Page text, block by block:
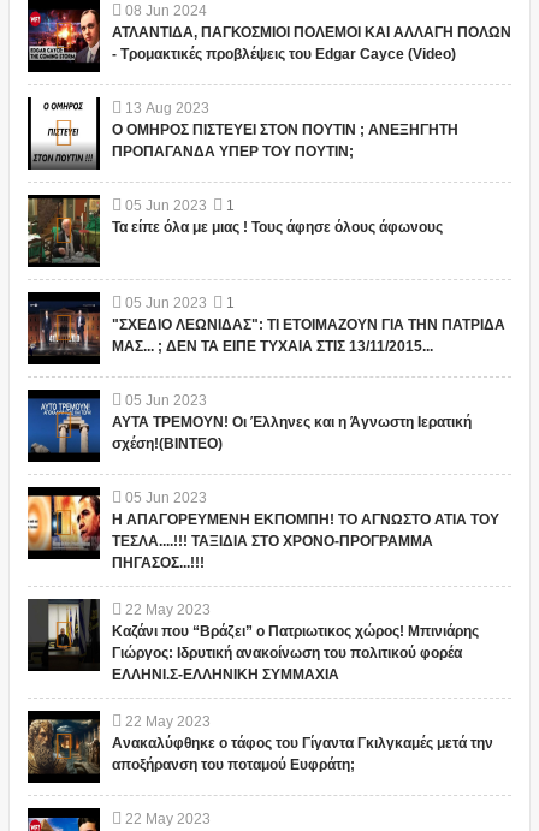
08 Jun 2024
ΑΤΛΑΝΤΙΔΑ, ΠΑΓΚΟΣΜΙΟΙ ΠΟΛΕΜΟΙ ΚΑΙ ΑΛΛΑΓΗ ΠΟΛΩΝ
- Τρομακτικές προβλέψεις του Edgar Cayce (Video)
13 Aug 2023
Ο ΟΜΗΡΟΣ ΠΙΣΤΕΥΕΙ ΣΤΟΝ ΠΟΥΤΙΝ ; ΑΝΕΞΗΓΗΤΗ
ΠΡΟΠΑΓΑΝΔΑ ΥΠΕΡ ΤΟΥ ΠΟΥΤΙΝ;
05 Jun 2023
1
Τα είπε όλα με μιας ! Τους άφησε όλους άφωνους
05 Jun 2023
1
"ΣΧΕΔΙΟ ΛΕΩΝΙΔΑΣ": ΤΙ ΕΤΟΙΜΑΖΟΥΝ ΓΙΑ ΤΗΝ ΠΑΤΡΙΔΑ
ΜΑΣ... ; ΔΕΝ ΤΑ ΕΙΠΕ ΤΥΧΑΙΑ ΣΤΙΣ 13/11/2015...
05 Jun 2023
ΑΥΤΑ ΤΡΕΜΟΥΝ! Οι Έλληνες και η Άγνωστη Ιερατική
σχέση!(ΒΙΝΤΕΟ)
05 Jun 2023
Η ΑΠΑΓΟΡΕΥΜΕΝΗ ΕΚΠΟΜΠΗ! ΤΟ ΑΓΝΩΣΤΟ ΑΤΙΑ ΤΟΥ
ΤΕΣΛΑ....!!! ΤΑΞΙΔΙΑ ΣΤΟ ΧΡΟΝΟ-ΠΡΟΓΡΑΜΜΑ
ΠΗΓΑΣΟΣ...!!!
22 May 2023
Καζάνι που “Βράζει” ο Πατριωτικος χώρος! Μπινιάρης
Γιώργος: Ιδρυτική ανακοίνωση του πολιτικού φορέα
ΕΛΛΗΝΙ.Σ-ΕΛΛΗΝΙΚΗ ΣΥΜΜΑΧΙΑ
22 May 2023
Ανακαλύφθηκε ο τάφος του Γίγαντα Γκιλγκαμές μετά την
αποξήρανση του ποταμού Ευφράτη;
22 May 2023